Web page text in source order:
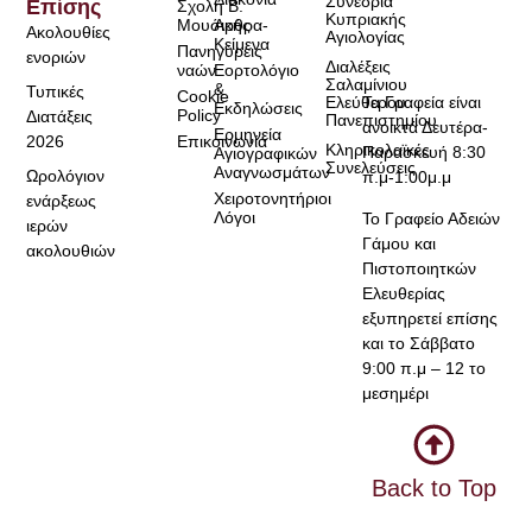
Τα Γραφεία είναι
ανοικτά Δευτέρα-
Παρασκευή 8:30
π.μ-1:00μ.μ
Το Γραφείο Αδειών
Γάμου και
Πιστοποιητκών
Ελευθερίας
εξυπηρετεί επίσης
και το Σάββατο
9:00 π.μ – 12 το
μεσημέρι
Back to Top
Σχολή Β.
Μουσικής
Πανηγύρεις
ναών
Cookie
Policy
Επικοινωνία
Άρθρα-
Κείμενα
Εορτολόγιο
&
Εκδηλώσεις
Ερμηνεία
Αγιογραφικών
Αναγνωσμάτων
Χειροτονητήριοι
Λόγοι
Επίσης
Ακολουθίες
ενοριών
Τυπικές
Διατάξεις
2026
Ωρολόγιον
ενάρξεως
ιερών
ακολουθιών
Κυπριακής
Αγιολογίας
Διαλέξεις
Σαλαμίνιου
Ελεύθερου
Πανεπιστημίου
Κληρικολαϊκές
Συνελεύσεις